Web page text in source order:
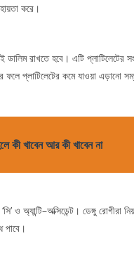
করে।
ডালিম রাখতে হবে। এটি
ফলে প্লাটিলেটের কমে যাওয়া
কী খাবেন আর কী খাবেন না
ও অ্যান্টি–অক্সিডেন্ট। ডেঙ্গু
পাবে।